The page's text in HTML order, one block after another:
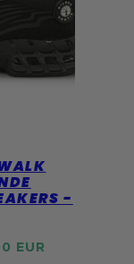
-
EUR